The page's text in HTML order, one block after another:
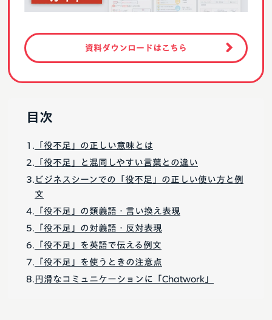
資料ダウンロードはこちら
目次
「役不足」の正しい意味とは
「役不足」と混同しやすい言葉との違い
ビジネスシーンでの「役不足」の正しい使い方と例
文
「役不足」の類義語・言い換え表現
「役不足」の対義語・反対表現
「役不足」を英語で伝える例文
「役不足」を使うときの注意点
円滑なコミュニケーションに「Chatwork」